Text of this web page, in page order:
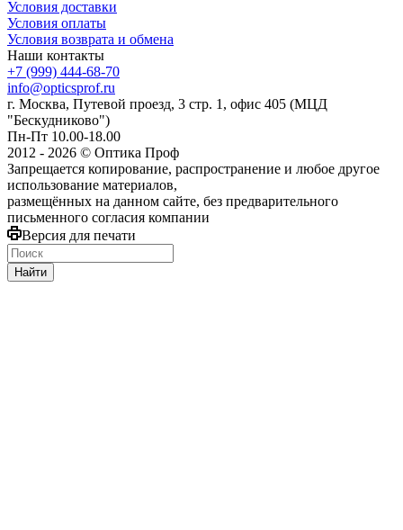
Условия доставки
Условия оплаты
Условия возврата и обмена
Наши контакты
+7 (999) 444-68-70
info@opticsprof.ru
г. Москва, Путевой проезд, 3 стр. 1, офис 405 (МЦД
"Бескудниково")
Пн-Пт 10.00-18.00
2012 - 2026 © Оптика Проф
Запрещается копирование, распространение и любое другое
использование материалов,
размещённых на данном сайте, без предварительного
письменного согласия компании
Версия для печати
Найти